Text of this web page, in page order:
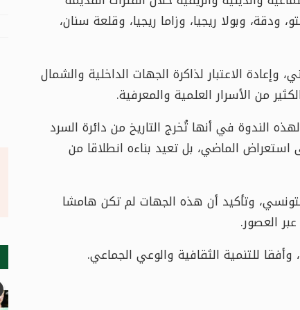
وبولا ريجيا، وزاما ريجيا، وقلعة سنان،
الاعتبار لذاكرة الجهات الداخلية والشمال
من الأسرار العلمية والمعرفية.
الندوة في أنها تُخرج التاريخ من دائرة السرد
الماضي، بل تعيد بناءه انطلاقا من
وتأكيد أن هذه الجهات لم تكن هامشا
العصور.
للتنمية الثقافية والوعي الجماعي.